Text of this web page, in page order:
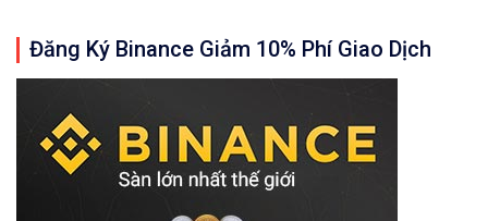
Đăng Ký Binance Giảm 10% Phí Giao Dịch